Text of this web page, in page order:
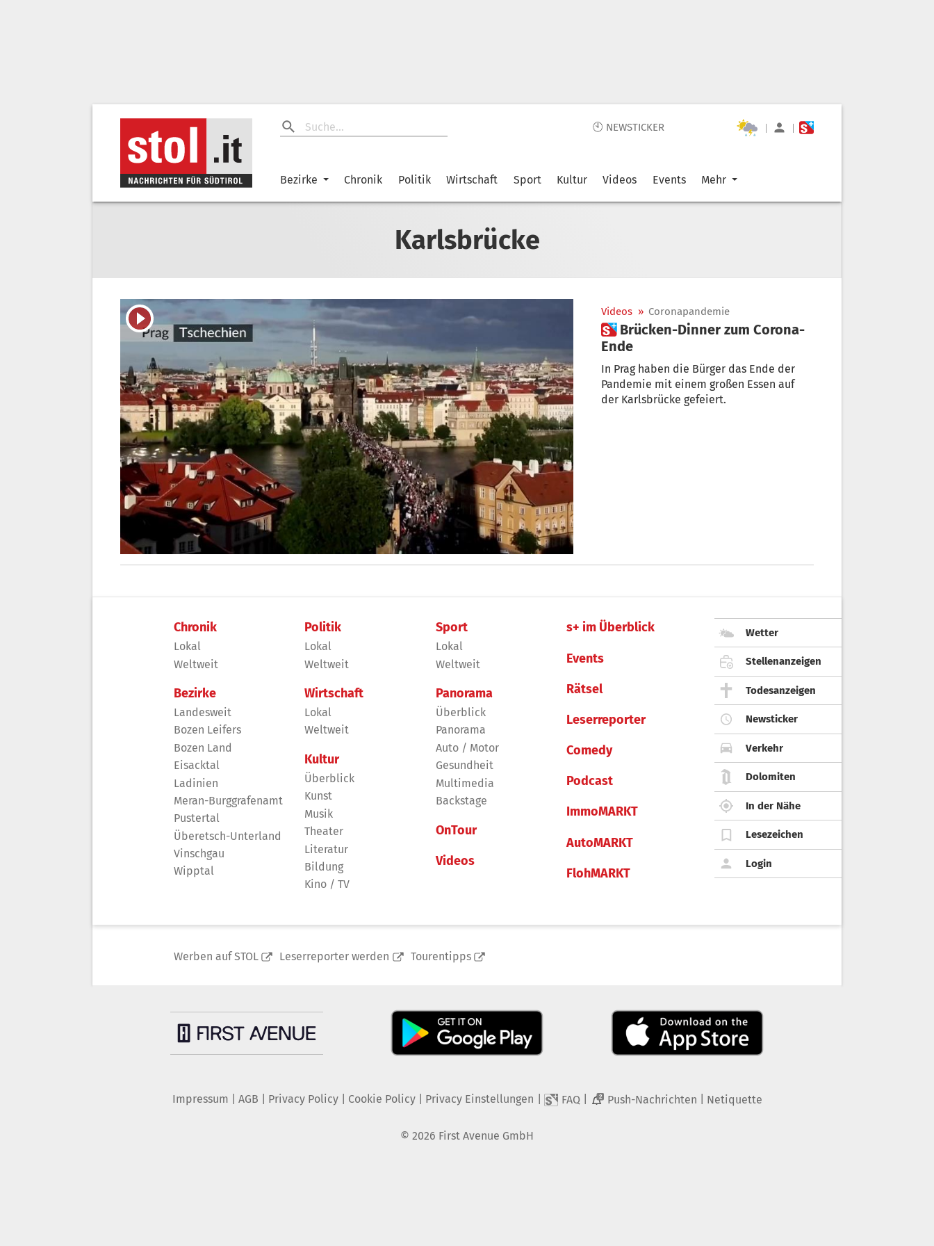
🕙 NEWSTICKER | |
Bezirke Chronik Politik Wirtschaft Sport Kultur Videos Events Mehr
Karlsbrücke
Videos » Coronapandemie
 Brücken-Dinner zum Corona-
Ende
In Prag haben die Bürger das Ende der
Pandemie mit einem großen Essen auf
der Karlsbrücke gefeiert.
Chronik
Lokal
Weltweit
Bezirke
Landesweit
Bozen Leifers
Bozen Land
Eisacktal
Ladinien
Meran-Burggrafenamt
Pustertal
Überetsch-Unterland
Vinschgau
Wipptal
Politik
Lokal
Weltweit
Wirtschaft
Lokal
Weltweit
Kultur
Überblick
Kunst
Musik
Theater
Literatur
Bildung
Kino / TV
Sport
Lokal
Weltweit
Panorama
Überblick
Panorama
Auto / Motor
Gesundheit
Multimedia
Backstage
OnTour
Videos
s+ im Überblick
Events
Rätsel
Leserreporter
Comedy
Podcast
ImmoMARKT
AutoMARKT
FlohMARKT
Wetter
Stellenanzeigen
Todesanzeigen
Newsticker
Verkehr
Dolomiten
In der Nähe
Lesezeichen
Login
Werben auf STOL Leserreporter werden Tourentipps
Impressum AGB Privacy Policy| Cookie Policy| Privacy Einstellungen FAQ 2 Push-Nachrichten Netiquette
© 2026 First Avenue GmbH